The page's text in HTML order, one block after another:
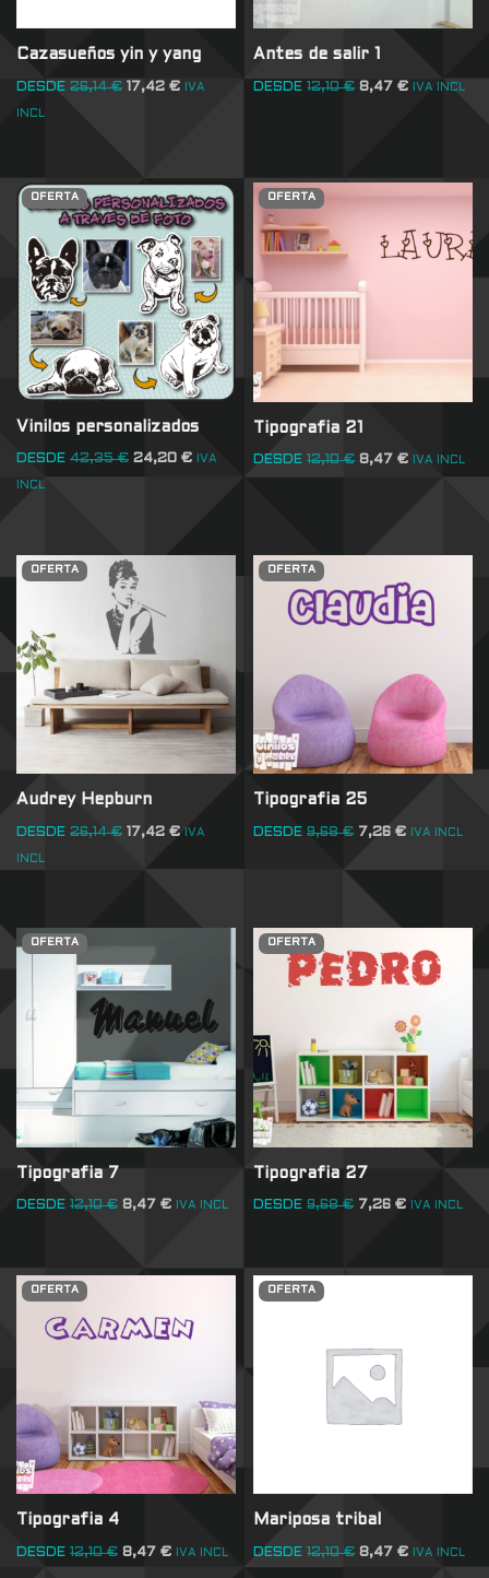
Cazasueños yin y yang
DESDE 26,14€ 17,42 € IVA
INCL
Antes de salir 1
DESDE 12,10€ 8,47€ IVA INCL
OFERTA
Vinilos personalizados
DESDE 42,35€ 24,20 € IVA
INCL
OFERTA
Tipografia 21
DESDE 12,10€ 8,47€ IVA INCL
OFERTA
Audrey Hepburn
DESDE 26,14€ 17,42 € IVA
INCL
OFERTA
Tipografia 25
DESDE 9,68€ 7,26€ IVA INCL
OFERTA
Tipografia 7
DESDE 12,10€ 8,47 € IVA INCL
OFERTA
Tipografia 27
DESDE 9,68€ 7,26€ IVA INCL
OFERTA
Tipografia 4
DESDE 12,10€ 8,47 € IVA INCL
OFERTA
Mariposa tribal
DESDE 12,10€ 8,47€ IVA INCL